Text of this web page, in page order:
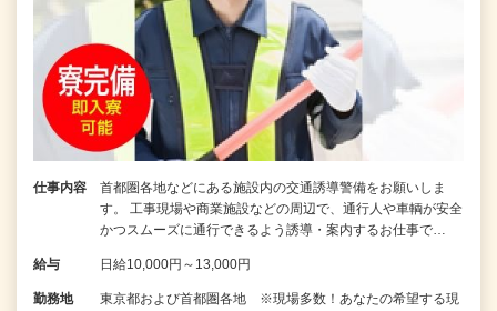
仕事内容
首都圏各地などにある施設内の交通誘導警備をお願いしま
す。 工事現場や商業施設などの周辺で、通行人や車輌が安全
かつスムーズに通行できるよう誘導・案内するお仕事で…
給与 日給10,000円～13,000円
勤務地
東京都および首都圏各地 ※現場多数！あなたの希望する現